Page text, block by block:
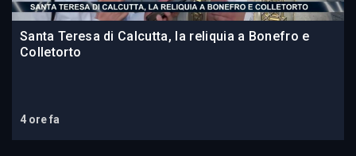
Santa Teresa di Calcutta, la reliquia a Bonefro e
Colletorto
4 ore fa